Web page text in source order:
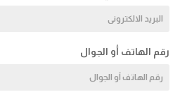
رقم الهاتف أو الجوال